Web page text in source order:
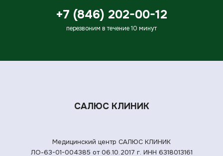
+7 (846) 202-00-12
перезвоним в течение 10 минут
САЛЮС КЛИНИК
Медицинский центр САЛЮС КЛИНИК
ЛО-63-01-004385 от 06.10.2017 г. ИНН 6318013161